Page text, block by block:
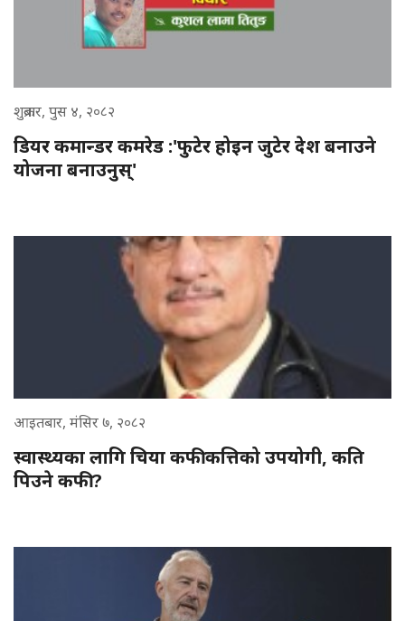
शुक्रबार, पुस ४, २०८२
डियर कमान्डर कमरेड :'फुटेर होइन जुटेर देश बनाउने
योजना बनाउनुस्'
आइतबार, मंसिर ७, २०८२
स्वास्थ्यका लागि चिया कफी कत्तिको उपयोगी, कति
पिउने कफी ?